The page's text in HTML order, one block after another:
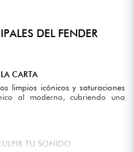
DEL FENDER
CARTA
limpios icónicos y saturaciones
al moderno, cubriendo una
TU SONIDO